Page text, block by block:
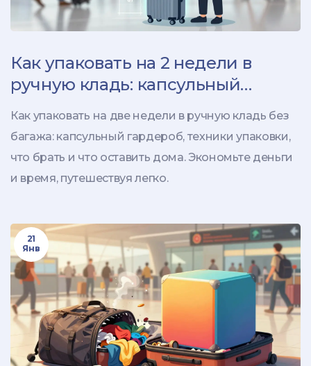
Как упаковать на 2 недели в
ручную кладь: капсульный
гардероб и советы по экономии
места
Как упаковать на две недели в ручную кладь без
багажа: капсульный гардероб, техники упаковки,
что брать и что оставить дома. Экономьте деньги
и время, путешествуя легко.
21
Янв